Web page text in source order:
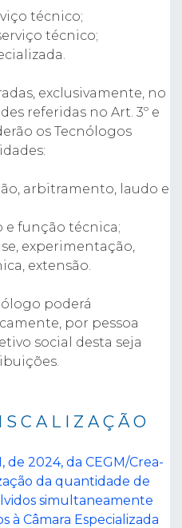
técnico;
técnico;
exclusivamente, no
referidas no Art. 3º e
os Tecnólogos
arbitramento, laudo e
e função técnica;
experimentação,
extensão.
poderá
por pessoa
social desta seja
de 2024, da CEGM/Crea-
da quantidade de
simultaneamente
à Câmara Especializada